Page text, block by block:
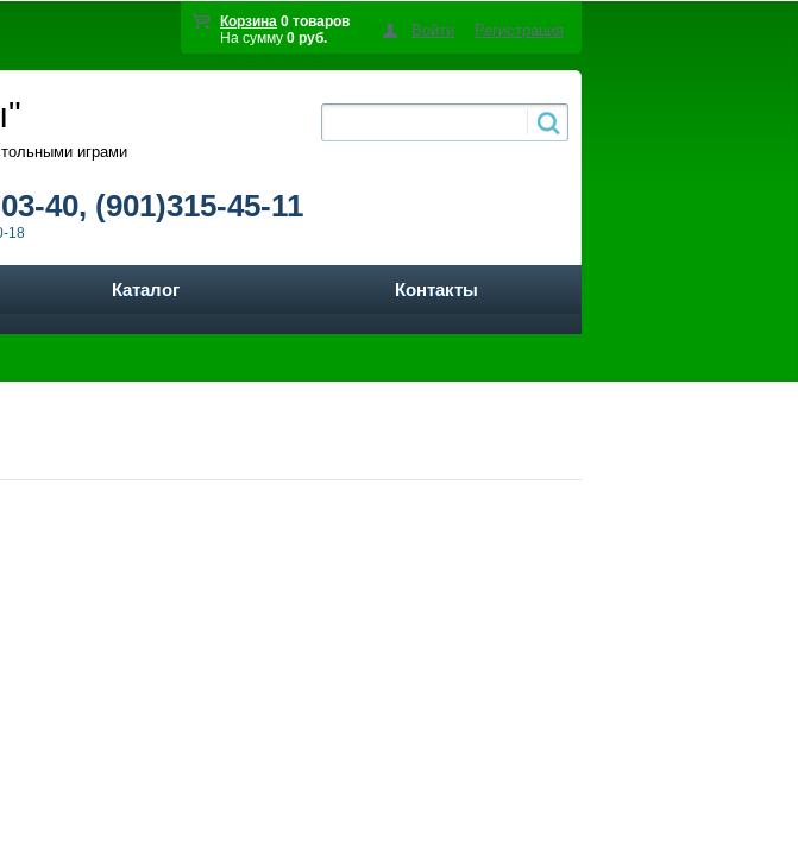
Корзина 0 товаров
На сумму 0 руб. Войти Регистрация
играми
40, (901)315-45-11
18
Каталог Контакты